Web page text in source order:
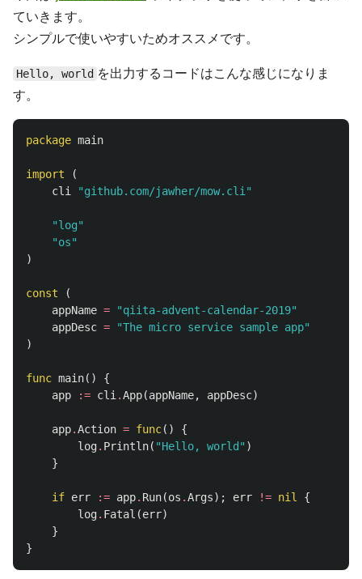
ていきます。
シンプルで使いやすいためオススメです。
Hello, world を出力するコードはこんな感じになりま
す。
package main
import
(
cli
"github.com/jawher/mow.cli"
"log"
"os"
)
const
(
appName =
"qiita-advent-calendar-2019"
appDesc =
"The micro service sample app"
)
func main()
{
app
:= cli .App(appName, appDesc)
app.Action = func()
{
log. Println( "Hello, world" )
}
if err := app. Run(os .Args); err != nil
{
log. Fatal (err)
}
}